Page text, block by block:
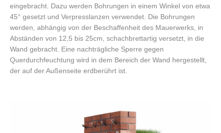
eingebracht. Dazu werden Bohrungen in einem Winkel von etwa
45° gesetzt und Verpresslanzen verwendet. Die Bohrungen
werden, abhängig von der Beschaffenheit des Mauerwerks, in
Abständen von 12,5 bis 25cm, schachbrettartig versetzt, in die
Wand gebracht. Eine nachträgliche Sperre gegen
Querdurchfeuchtung wird in dem Bereich der Wand hergestellt,
der auf der Außenseite erdberührt ist.